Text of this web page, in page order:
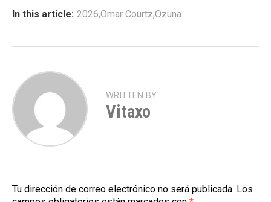
In this article: 2026,Omar Courtz,Ozuna
WRITTEN BY
Vitaxo
Tu dirección de correo electrónico no será publicada. Los